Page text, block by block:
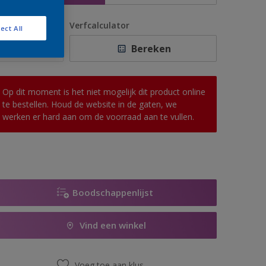
Verfcalculator
Bereken
Op dit moment is het niet mogelijk dit product online
te bestellen. Houd de website in de gaten, we
werken er hard aan om de voorraad aan te vullen.
Boodschappenlijst
Vind een winkel
All